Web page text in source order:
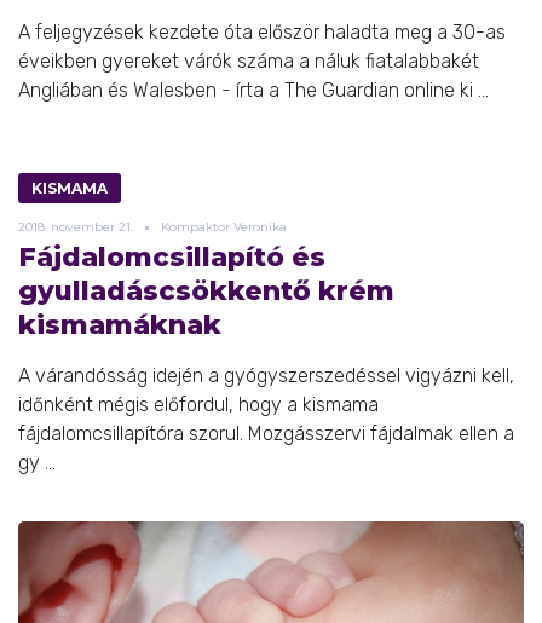
A feljegyzések kezdete óta először haladta meg a 30-as
éveikben gyereket várók száma a náluk fiatalabbakét
Angliában és Walesben - írta a The Guardian online ki ...
KISMAMA
2018. november 21. Kompaktor Veronika
Fájdalomcsillapító és
gyulladáscsökkentő krém
kismamáknak
A várandósság idején a gyógyszerszedéssel vigyázni kell,
időnként mégis előfordul, hogy a kismama
fájdalomcsillapítóra szorul. Mozgásszervi fájdalmak ellen a
gy ...